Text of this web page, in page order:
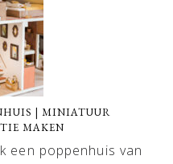
| MINIATUUR
MAKEN
een poppenhuis van